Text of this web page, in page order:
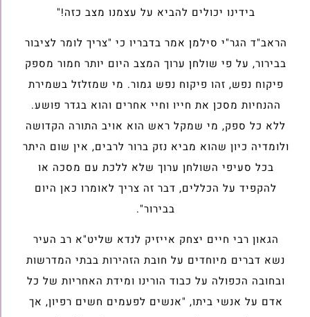
בידינו יכולים להביא על עצמנו מצב כזה!"
הראב"ד הגר"י סילמן אמר בדבריו כי "צריך לומר לציבור
בבירור, על פי שולחן ערוך המצב היום יותר חמור מספק
פיקוח נפש, זהו פיקוח נפש גמור. מי שמזלזל בשמירת
ההנחיות מסכן את חייו וחיי אחרים והוא בגדר פושע.
ללא כל ספק, מי שמקל ראש הוא אויב התורה הקדושה
ולומדיה כיון שהוא מביא נזק ברור לרבים, אין שום היתר
בכל סעיפי השולחן ערוך שלא ללכת עם מסכה או
להקפיד על הכללים, דבר זה צריך לאומרו כאן היום
בבירור".
הגאון רבי חיים יצחק אייזיק לנדא שליט"א רב העיר
נשא דברים מיוחדים על חובת הזהירות בבתי המדרשות
ובחובה הכפולה על כבוד הורינו ומידת האחריות של כל
אדם על אנשי ביתו, "אנשים לפעמים חשים רפיון, אך